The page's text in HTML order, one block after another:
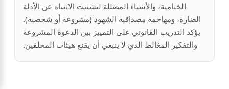
الختامية، والأشياء المضللة لتشتيت الانتباه عن الأدلة
الضارة، ومهاجمة مصداقية الشهود (مشروعة أو شخصية).
يؤكد التدريب القانوني على التمييز بين الدعوة المشروعة
والتفكير المغالط الذي لا ينبغي أن يقنع هيئات المحلفين.